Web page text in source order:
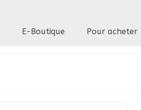
E-Boutique Pour acheter